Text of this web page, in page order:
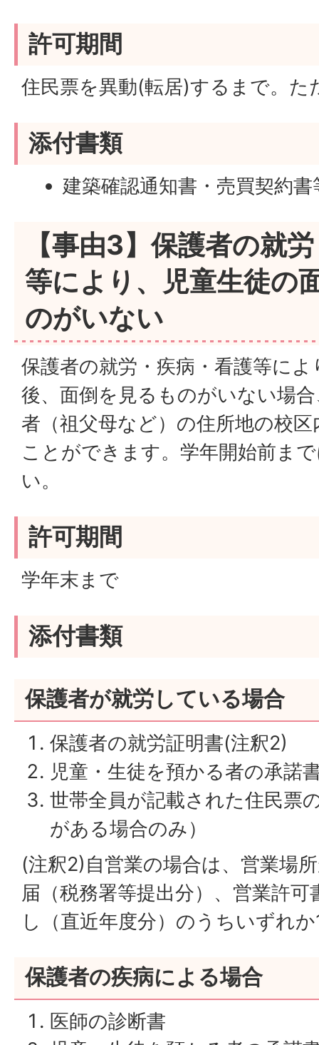
許可期間
住民票を異動(転居)するまで。た
添付書類
建築確認通知書・売買契約
【事由3】保護者の就
等により、児童生徒の
のがいない
保護者の就労・疾病・看護等に
後、面倒を見るものがいない場
者（祖父母など）の住所地の校
ことができます。学年開始前ま
い。
許可期間
学年末まで
添付書類
保護者が就労している場合
保護者の就労証明書(注釈2)
児童・生徒を預かる者の承諾
世帯全員が記載された住民票
がある場合のみ）
(注釈2)自営業の場合は、営業場
届（税務署等提出分）、営業許
し（直近年度分）のうちいずれか
保護者の疾病による場合
医師の診断書